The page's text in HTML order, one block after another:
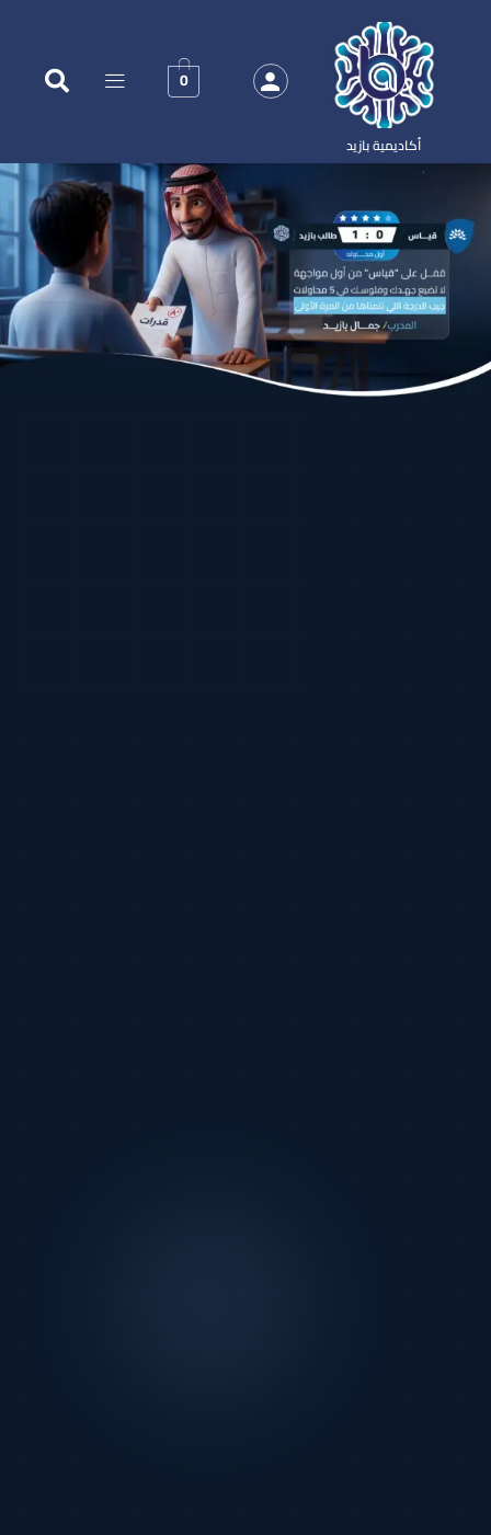
أكاديمية بازيد
0